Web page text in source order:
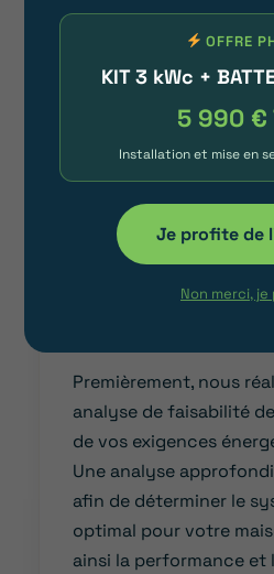
satisfaction sont nos
VÉRIFICATION DE
Premièrement, nous
analyse de faisabilité
de vos exigences
Une analyse
afin de déterminer le
optimal pour votre
ainsi la performance et
OFFRE
KIT 3 kWc +
5 990 €
Installation et mise en
Je profite de
Non merci, je